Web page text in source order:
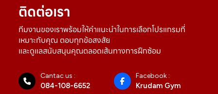
ติดต่อเรา
ทีมงานของเราพร้อมให้คำแนะนำในการเลือกโปรแกรมที่
เหมาะกับคุณ ตอบทุกข้อสงสัย
และดูแลสนับสนุนคุณตลอดเส้นทางการฝึกซ้อม
Cantac us :
084-108-6652
Facebook :
Krudam Gym